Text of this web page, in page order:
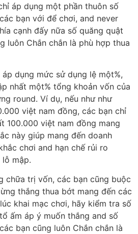
áp dụng một phần thuôn số
bạn với để chơi, and never
cạnh đấy nữa số quăng quật
luôn Chắn chắn là phù hợp thua
dụng mức sử dụng lệ một%,
nhất một% tổng khoản vốn của
round. Ví dụ, nếu như như
việt nam đồng, các bạn chỉ
100.000 việt nam đồng mang
này giúp mang đến doanh
chơi and hạn chế rủi ro
mập.
chữa trị vốn, các bạn cũng buộc
thắng thua bớt mang đến các
khai mạc chơi, hãy kiểm tra số
ấm áp ý muốn thắng and số
bạn cũng luôn Chắn chắn là